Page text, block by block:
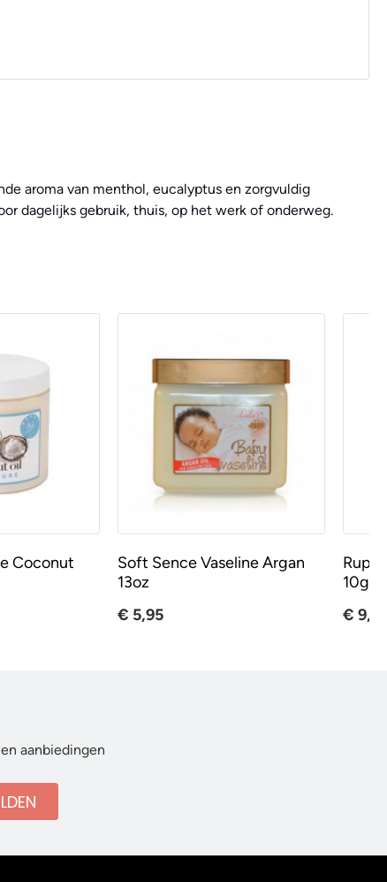
aroma van menthol, eucalyptus en zorgvuldig
dagelijks gebruik, thuis, op het werk of onderweg.
Coconut
Soft Sence Vaseline Argan
13oz
€ 5,95
Rup
10gr
€
aanbiedingen